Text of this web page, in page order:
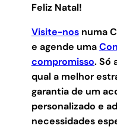
Feliz Natal!
Visite-nosnuma
e agende uma
compromisso. Só
qual a melhor
garantia de um
personalizado e
necessidades